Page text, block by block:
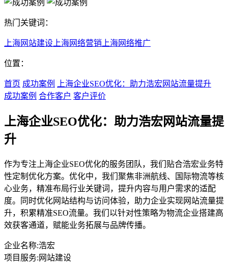
热门关键词：
上海网站建设 上海网络营销 上海网络推广
位置：
首页 成功案例
上海企业SEO优化：助力浩宏网站流量提升
成功案例 合作客户 客户评价
上海企业SEO优化：助力浩宏网站流量提
升
作为专注上海企业SEO优化的服务团队，我们贴合浩宏业务特
性定制优化方案。优化中，我们聚焦非洲航线、国际物流等核
心业务，精准布局行业关键词，提升内容与用户需求的适配
度。同时优化网站结构与访问体验，助力企业实现网站流量提
升，积累精准SEO流量。我们以针对性策略为物流企业搭建高
效获客通道，赋能业务拓展与品牌传播。
企业名称:浩宏
项目服务: 网站建设